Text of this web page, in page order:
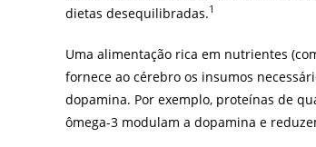
dietas desequilibradas.1
Uma alimentação rica em nutrientes
fornece ao cérebro os insumos
dopamina. Por exemplo, proteínas de
ômega-3 modulam a dopamina e